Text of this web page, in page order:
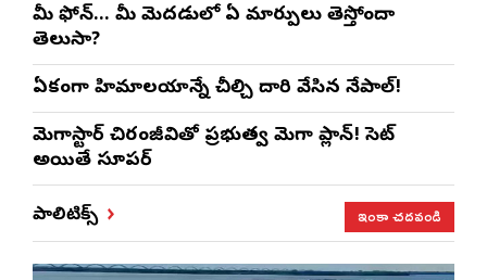
మీ ఫోన్… మీ మెదడులో ఏ మార్పులు తెస్తోందా
తెలుసా?
ఏకంగా హిమాలయాన్నే చీల్చి దారి వేసిన నేపాల్!
మెగాస్టార్ చిరంజీవితో ప్రభుత్వ మెగా ప్లాన్! సెట్
అయితే సూపర్
పాలిటిక్స్ ఇంకా చదవండి